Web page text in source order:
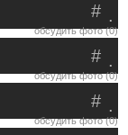
.
#
обсудить фото (0)
.
#
обсудить фото (0)
.
#
обсудить фото (0)